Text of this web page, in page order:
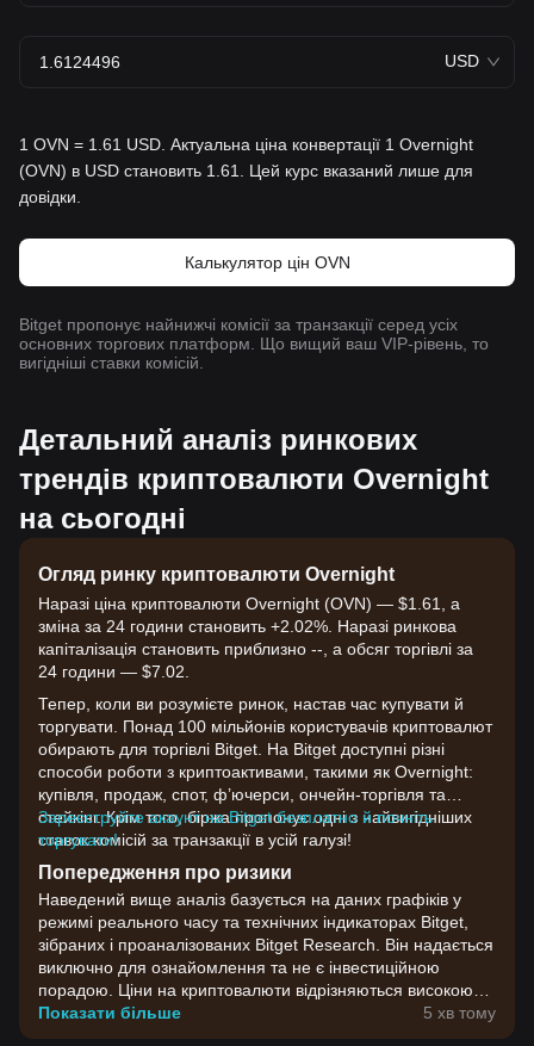
USD
1 OVN = 1.61 USD. Актуальна ціна конвертації 1 Overnight
(OVN) в USD становить 1.61. Цей курс вказаний лише для
довідки.
Калькулятор цін OVN
Bitget пропонує найнижчі комісії за транзакції серед усіх
основних торгових платформ. Що вищий ваш VIP-рівень, то
вигідніші ставки комісій.
Детальний аналіз ринкових
трендів криптовалюти Overnight
на сьогодні
Огляд ринку криптовалюти Overnight
Наразі ціна криптовалюти Overnight (OVN) — $1.61, а
зміна за 24 години становить +2.02%. Наразі ринкова
капіталізація становить приблизно --, а обсяг торгівлі за
24 години — $7.02.
Тепер, коли ви розумієте ринок, настав час купувати й
торгувати. Понад 100 мільйонів користувачів криптовалют
обирають для торгівлі Bitget. На Bitget доступні різні
способи роботи з криптоактивами, такими як Overnight:
купівля, продаж, спот, ф’ючерси, ончейн-торгівля та
стейкінг. Крім того, біржа пропонує одні з найвигідніших
ставок комісій за транзакції в усій галузі!
Зареєструйте акаунт на Bitget безплатно й почніть
торгувати!
Попередження про ризики
Наведений вище аналіз базується на даних графіків у
режимі реального часу та технічних індикаторах Bitget,
зібраних і проаналізованих Bitget Research. Він надається
виключно для ознайомлення та не є інвестиційною
порадою. Ціни на криптовалюти відрізняються високою
волатильністю. Приймайте інвестиційні рішення,
враховуючи власну готовність до ризику.
Показати більше 5 хв тому